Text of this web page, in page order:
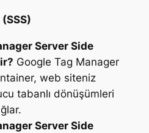
Server Side
Google Tag Manager
web siteniz
tabanlı dönüşümleri
Server Side